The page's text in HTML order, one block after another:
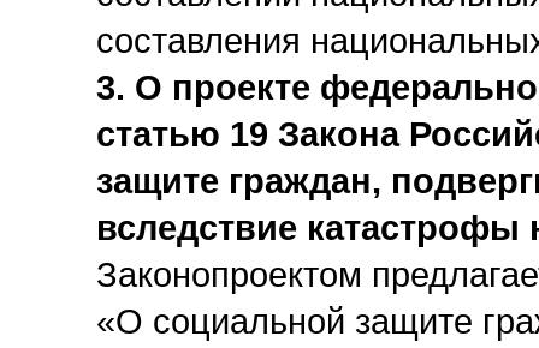
составления
3. О проекте
статью 19 Закона
защите граждан,
вследствие
Законопроектом
«О социальной защите